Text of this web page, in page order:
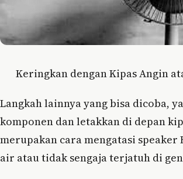
Keringkan dengan Kipas Angin
Langkah lainnya yang bisa dicoba,
komponen dan letakkan di depan
merupakan cara mengatasi speaker
air atau tidak sengaja terjatuh di